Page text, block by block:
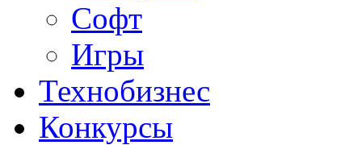
Софт
Игры
Технобизнес
Конкурсы